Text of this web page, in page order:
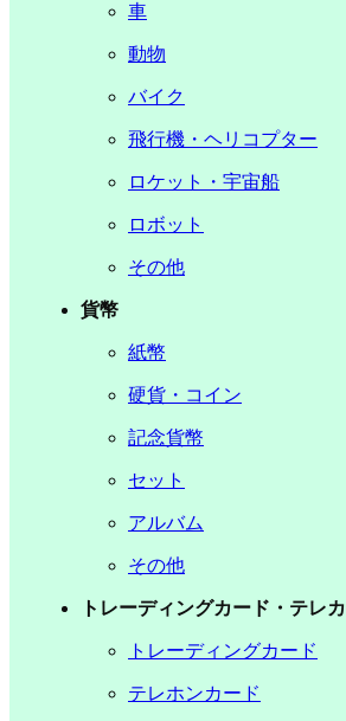
車
動物
バイク
飛行機・ヘリコプター
ロケット・宇宙船
ロボット
その他
貨幣
紙幣
硬貨・コイン
記念貨幣
セット
アルバム
その他
トレーディングカード・テレカ
トレーディングカード
テレホンカード